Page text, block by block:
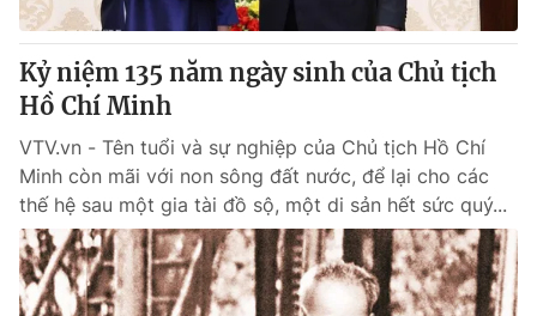
Kỷ niệm 135 năm ngày sinh của Chủ tịch
Hồ Chí Minh
VTV.vn - Tên tuổi và sự nghiệp của Chủ tịch Hồ Chí
Minh còn mãi với non sông đất nước, để lại cho các
thế hệ sau một gia tài đồ sộ, một di sản hết sức quý...